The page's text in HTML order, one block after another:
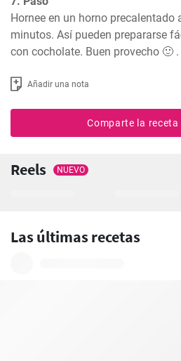
Hornee en un horno precalentado
minutos. Así pueden prepararse
con cocholate. Buen provecho 🙂 .
Añadir una nota
Comparte la
Reels NUEVO
Las últimas recetas